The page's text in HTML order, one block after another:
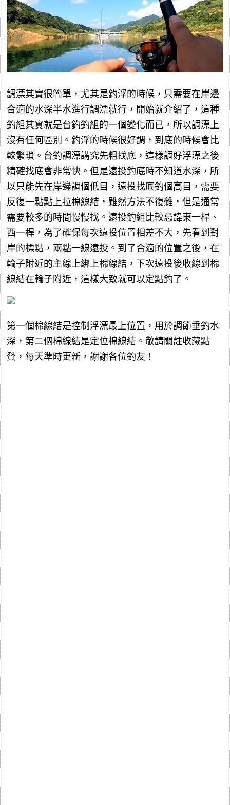
調漂其實很簡單，尤其是釣浮的時候，只需要在岸邊
合適的水深半水進行調漂就行，開始就介紹了，這種
釣組其實就是台釣釣組的一個變化而已，所以調漂上
沒有任何區別。釣浮的時候很好調，到底的時候會比
較繁瑣。台釣調漂講究先粗找底，這樣調好浮漂之後
精確找底會非常快。但是遠投釣底時不知道水深，所
以只能先在岸邊調個低目，遠投找底釣個高目，需要
反復一點點上拉棉線結，雖然方法不復雜，但是通常
需要較多的時間慢慢找。遠投釣組比較忌諱東一桿、
西一桿，為了確保每次遠投位置相差不大，先看到對
岸的標點，兩點一線遠投。到了合適的位置之後，在
輪子附近的主線上綁上棉線結，下次遠投後收線到棉
線結在輪子附近，這樣大致就可以定點釣了。
第一個棉線結是控制浮漂最上位置，用於調節垂釣水
深，第二個棉線結是定位棉線結。敬請關註收藏點
贊，每天準時更新，謝謝各位釣友！